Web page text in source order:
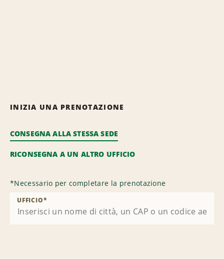
INIZIA UNA PRENOTAZIONE
CONSEGNA ALLA STESSA SEDE
RICONSEGNA A UN ALTRO UFFICIO
*Necessario per completare la prenotazione
UFFICIO*